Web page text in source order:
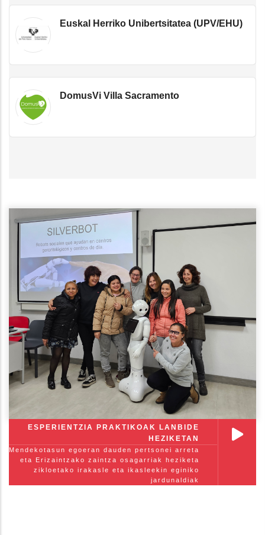
Euskal Herriko Unibertsitatea (UPV/EHU)
DomusVi Villa Sacramento
ESPERIENTZIA PRAKTIKOAK LANBIDE
HEZIKETAN
Mendekotasun egoeran dauden pertsonei arreta
eta Erizaintzako zaintza osagarriak heziketa
zikloetako irakasle eta ikasleekin eginiko
jardunaldiak